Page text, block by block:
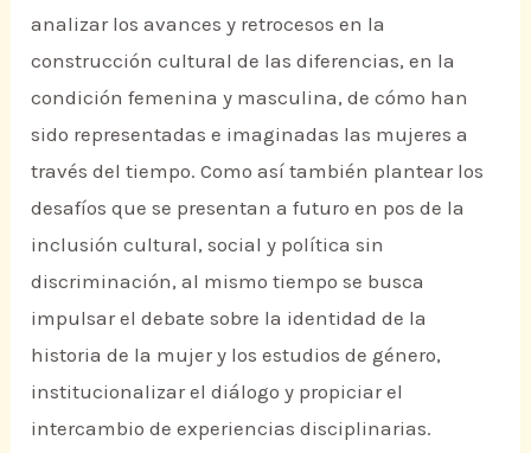
analizar los avances y retrocesos en la
construcción cultural de las diferencias, en la
condición femenina y masculina, de cómo han
sido representadas e imaginadas las mujeres a
través del tiempo. Como así también plantear los
desafíos que se presentan a futuro en pos de la
inclusión cultural, social y política sin
discriminación, al mismo tiempo se busca
impulsar el debate sobre la identidad de la
historia de la mujer y los estudios de género,
institucionalizar el diálogo y propiciar el
intercambio de experiencias disciplinarias.